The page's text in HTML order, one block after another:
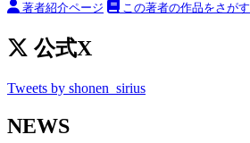
著者紹介ページ この著者の作品をさがす
公式X
Tweets by shonen_sirius
NEWS